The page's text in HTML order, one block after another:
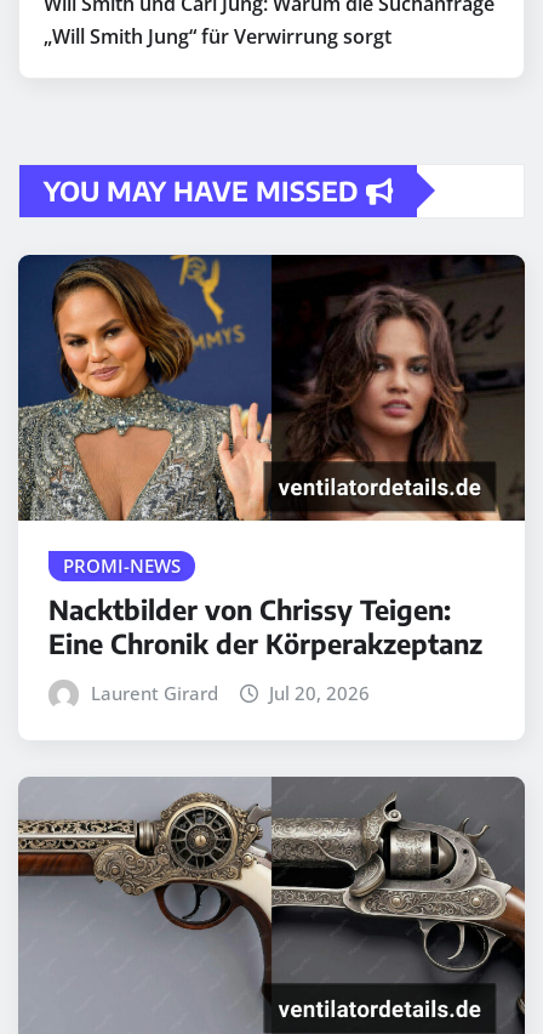
„Will Smith Jung“ für Verwirrung sorgt
YOU MAY HAVE MISSED
PROMI-NEWS
Nacktbilder von Chrissy Teigen:
Eine Chronik der Körperakzeptanz
Laurent Girard Jul 20, 2026